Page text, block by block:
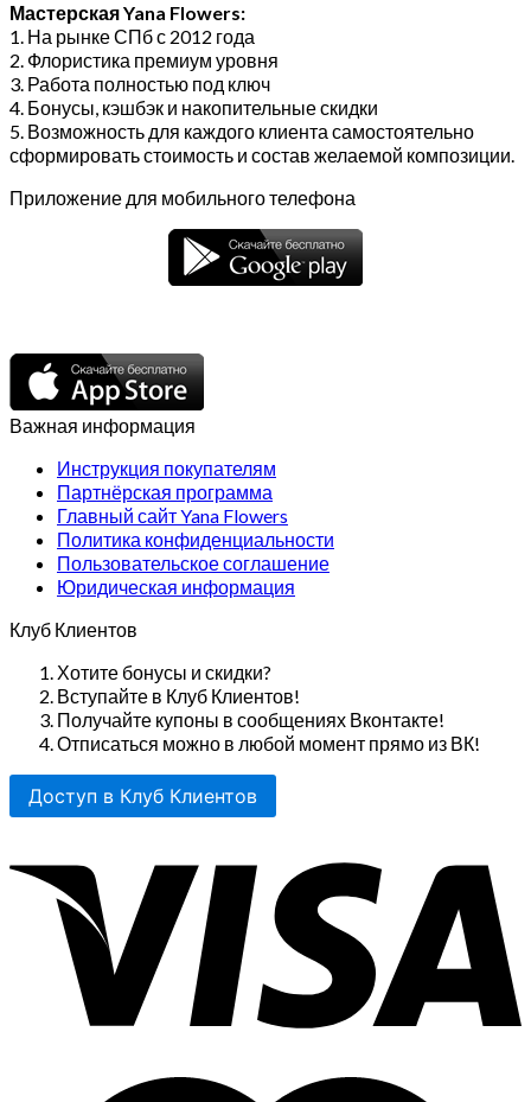
Мастерская Yana Flowers:
1. На рынке СПб с 2012 года
2. Флористика премиум уровня
3. Работа полностью под ключ
4. Бонусы, кэшбэк и накопительные скидки
5. Возможность для каждого клиента самостоятельно
сформировать стоимость и состав желаемой композиции.
Приложение для мобильного телефона
Важная информация
Инструкция покупателям
Партнёрская программа
Главный сайт Yana Flowers
Политика конфиденциальности
Пользовательское соглашение
Юридическая информация
Клуб Клиентов
Хотите бонусы и скидки?
Вступайте в Клуб Клиентов!
Получайте купоны в сообщениях Вконтакте!
Отписаться можно в любой момент прямо из ВК!
Доступ в Клуб Клиентов